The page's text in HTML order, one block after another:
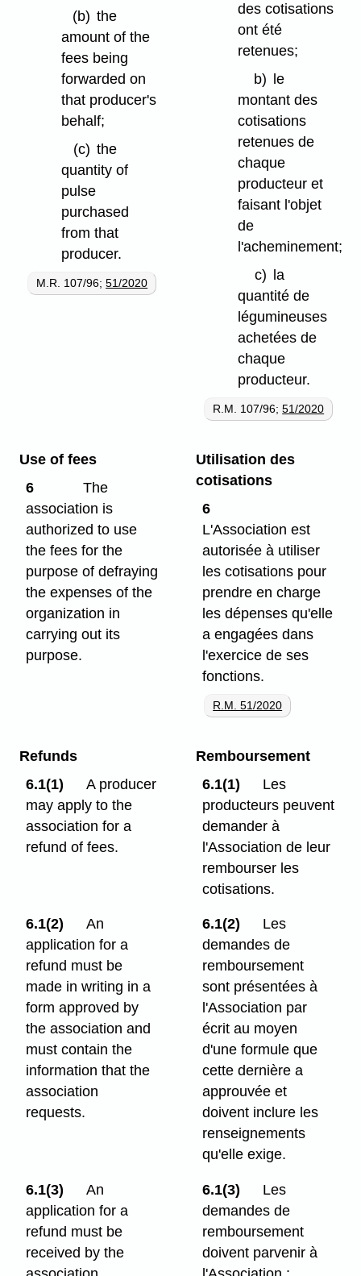
(b) the
amount of the
fees being
forwarded on
that producer's
behalf;
(c) the
quantity of
pulse
purchased
from that
producer.
M.R. 107/96;51/2020
des cotisations
ont été
retenues;
b)
le
montant des
cotisations
retenues de
chaque
producteur et
faisant l'objet
de
l'acheminement;
c)
la
quantité de
légumineuses
achetées de
chaque
producteur.
R.M. 107/96;51/2020
Use of fees
6
The
association is
authorized to use
the fees for the
purpose of defraying
the expenses of the
organization in
carrying out its
purpose.
Utilisation des
cotisations
6
L'Association est
autorisée à utiliser
les cotisations pour
prendre en charge
les dépenses qu'elle
a engagées dans
l'exercice de ses
fonctions.
R.M. 51/2020
Refunds
6.1(1)
A producer
may apply to the
association for a
refund of fees.
Remboursement
6.1(1)
Les
producteurs peuvent
demander à
l'Association de leur
rembourser les
cotisations.
6.1(2)
An
application for a
refund must be
made in writing in a
form approved by
the association and
must contain the
information that the
association
requests.
6.1(2)
Les
demandes de
remboursement
sont présentées à
l'Association par
écrit au moyen
d'une formule que
cette dernière a
approuvée et
doivent inclure les
renseignements
qu'elle exige.
6.1(3)
An
application for a
refund must be
received by the
6.1(3)
Les
demandes de
remboursement
doivent parvenir à